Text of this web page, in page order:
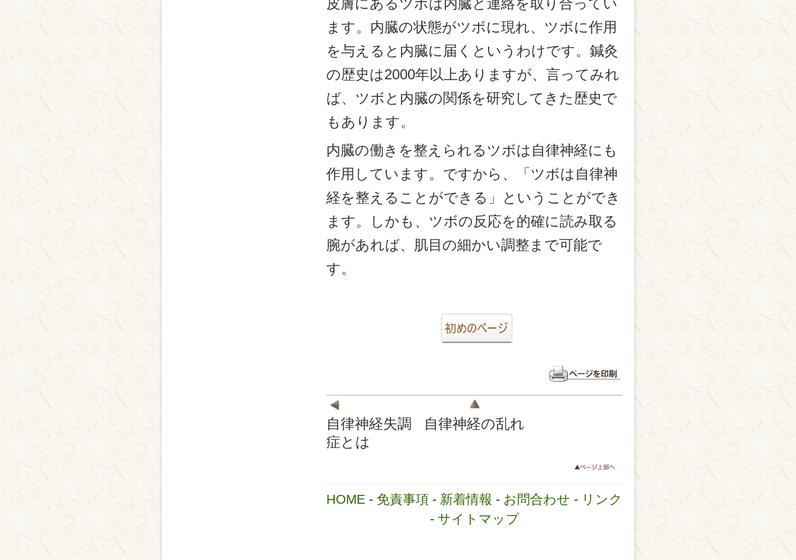
皮膚にあるツボは内臓と連絡を取り合ってい
ます。内臓の状態がツボに現れ、ツボに作用
を与えると内臓に届くというわけです。鍼灸
の歴史は2000年以上ありますが、言ってみれ
ば、ツボと内臓の関係を研究してきた歴史で
もあります。
内臓の働きを整えられるツボは自律神経にも
作用しています。ですから、「ツボは自律神
経を整えることができる」ということができ
ます。しかも、ツボの反応を的確に読み取る
腕があれば、肌目の細かい調整まで可能で
す。
自律神経失調
症とは
自律神経の乱れ
HOME - 免責事項 - 新着情報 - お問合わせ - リンク
- サイトマップ